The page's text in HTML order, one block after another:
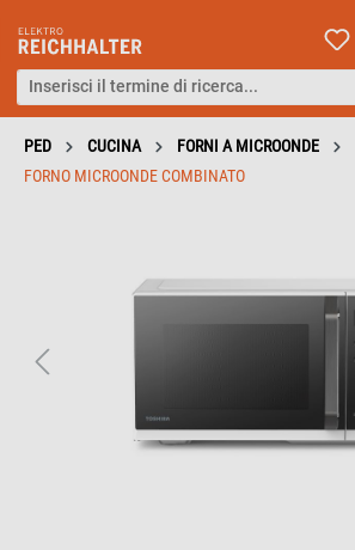
PED CUCINA
FORNI A MICROONDE
FORNO MICROONDE COMBINATO